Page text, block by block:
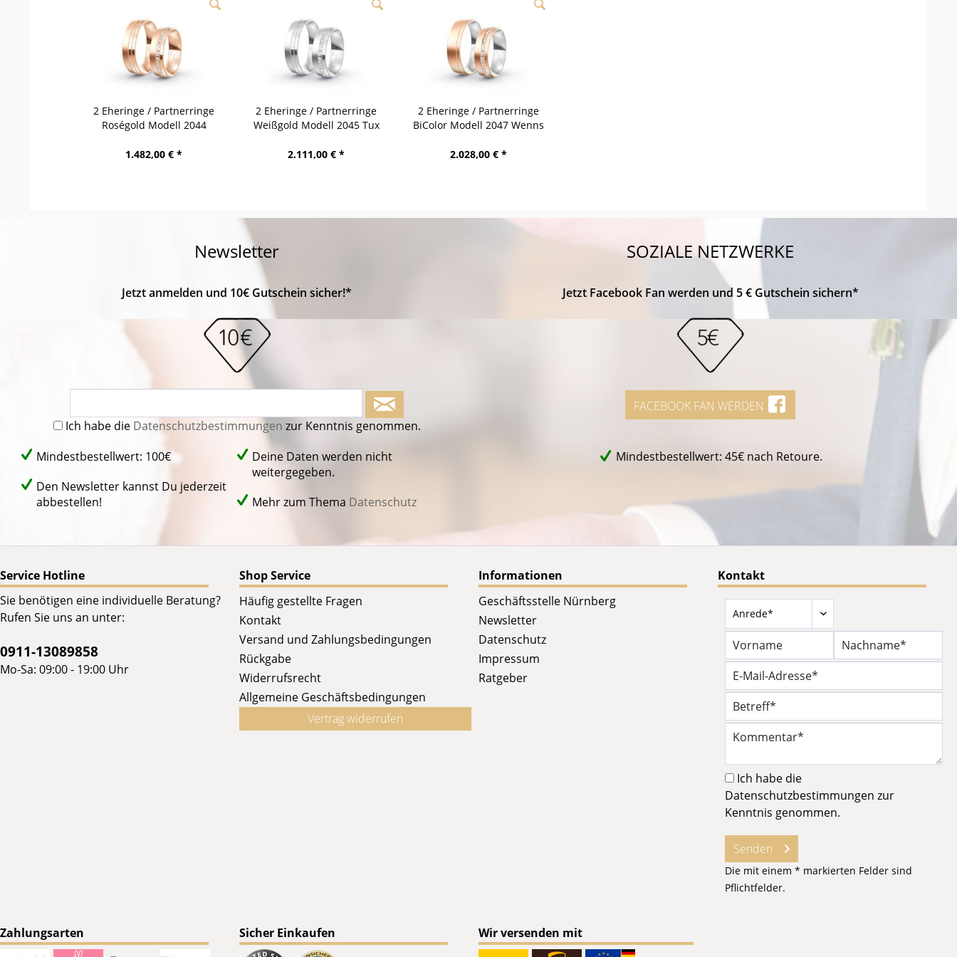
2 Eheringe / Partnerringe
Roségold Modell 2044
1.482,00 € *
2 Eheringe / Partnerringe
Weißgold Modell 2045 Tux
2.111,00 € *
2 Eheringe / Partnerringe
BiColor Modell 2047 Wenns
2.028,00 € *
Newsletter
Jetzt anmelden und 10€ Gutschein sicher!*
Ich habe die Datenschutzbestimmungen zur Kenntnis genommen.
Mindestbestellwert: 100€
Den Newsletter kannst Du jederzeit
abbestellen!
Deine Daten werden nicht
weitergegeben.
Mehr zum Thema Datenschutz
SOZIALE NETZWERKE
Jetzt Facebook Fan werden und 5 € Gutschein sichern*
FACEBOOK FAN WERDEN
Mindestbestellwert: 45€ nach Retoure.
Service Hotline
Sie benötigen eine individuelle Beratung?
Rufen Sie uns an unter:
0911-13089858
Mo-Sa: 09:00 - 19:00 Uhr
Shop Service
Häufig gestellte Fragen
Kontakt
Versand und Zahlungsbedingungen
Rückgabe
Widerrufsrecht
Allgemeine Geschäftsbedingungen
Vertrag widerrufen
Informationen
Geschäftsstelle Nürnberg
Newsletter
Datenschutz
Impressum
Ratgeber
Kontakt
Ich habe die
Datenschutzbestimmungen zur
Kenntnis genommen.
Senden
Die mit einem * markierten Felder sind
Pflichtfelder.
Zahlungsarten Sicher Einkaufen Wir versenden mit